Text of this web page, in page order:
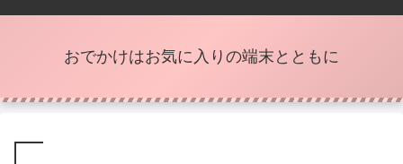
おでかけはお気に入りの端末とともに